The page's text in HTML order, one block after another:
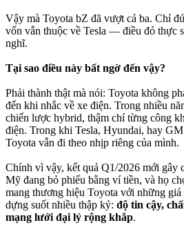
Vậy mà Toyota bZ đã vượt cả ba. Chỉ
vốn vẫn thuộc về Tesla — điều đó thực
nghĩ.
Tại sao điều này bất ngờ đến vậy?
Phải thành thật mà nói: Toyota không
đến khi nhắc về xe điện. Trong nhiều
chiến lược hybrid, thậm chí từng công
điện. Trong khi Tesla, Hyundai, hay
Toyota vẫn đi theo nhịp riêng của mình.
Chính vì vậy, kết quả Q1/2026 mới gây
Mỹ đang bỏ phiếu bằng ví tiền, và họ
mang thương hiệu Toyota với những
dựng suốt nhiều thập kỷ: độ tin cậy,
mạng lưới đại lý rộng khắp.